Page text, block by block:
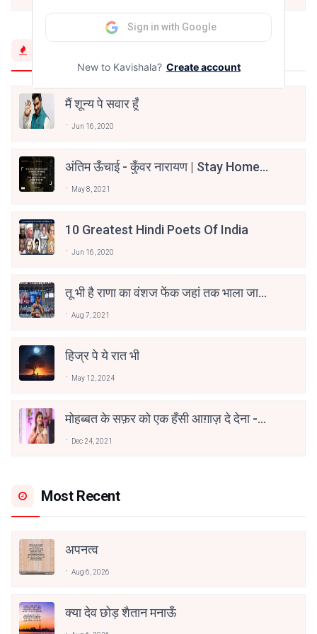
मैं शून्य पे सवार हूँ
Jun 16, 2020
अंतिम ऊँचाई - कुँवर नारायण | Stay Home
May 8, 2021
10 Greatest Hindi Poets Of India
Jun 16, 2020
तू भी है राणा का वंशज फेंक जहां तक भाला जाए:
Aug 7, 2021
हिज्र पे ये रात भी
May 12, 2024
मोहब्बत के सफ़र को एक हँसी आग़ाज़ दे देना -
Dec 24, 2021
Most Recent
अपनत्व
Aug 6, 2026
क्या देव छोड़ शैतान मनाऊँ
Sign in with Google
New to Kavishala? Create account